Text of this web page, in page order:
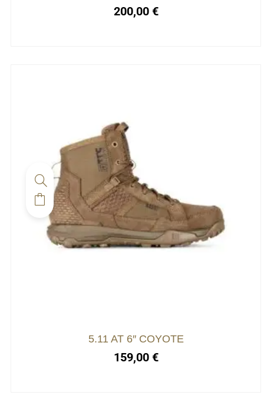
200,00 €
5.11 AT 6″ COYOTE
159,00 €